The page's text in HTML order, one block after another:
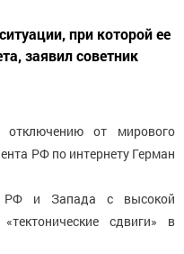
при которой ее
заявил советник
от мирового
РФ по интернету Герман
РФ и Запада с высокой
сдвиги» в